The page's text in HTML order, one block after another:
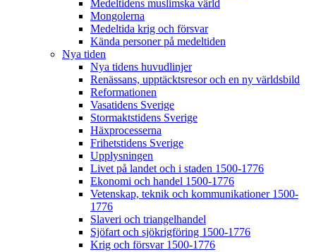
Medeltidens muslimska värld
Mongolerna
Medeltida krig och försvar
Kända personer på medeltiden
Nya tiden
Nya tidens huvudlinjer
Renässans, upptäcktsresor och en ny världsbild
Reformationen
Vasatidens Sverige
Stormaktstidens Sverige
Häxprocesserna
Frihetstidens Sverige
Upplysningen
Livet på landet och i staden 1500-1776
Ekonomi och handel 1500-1776
Vetenskap, teknik och kommunikationer 1500-
1776
Slaveri och triangelhandel
Sjöfart och sjökrigföring 1500-1776
Krig och försvar 1500-1776